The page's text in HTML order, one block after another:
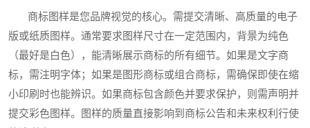
商标图样是您品牌视觉的核心。需提交清晰、高质量的电子
版或纸质图样。通常要求图样尺寸在一定范围内，背景为纯色
（最好是白色），能清晰展示商标的所有细节。如果是文字商
标，需注明字体；如果是图形商标或组合商标，需确保即使在缩
小印刷时也能辨识。如果商标包含颜色并要求保护，则需声明并
提交彩色图样。图样的质量直接影响到商标公告和未来权利行使